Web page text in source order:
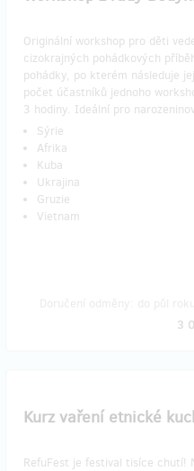
Originální workshop pro děti
cizokrajných pohádkových
pohádky, po kterém následuje
počet účastníků jednoho
3 hodiny. Ideální pro
Sýrie
Afrika
Kuba
Ukrajina
Gruzie
Vietnam
3
Kurz vaření etnické
RefuFest je festival tisíce